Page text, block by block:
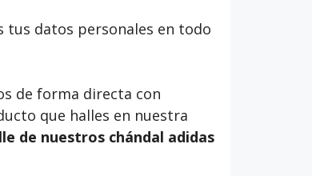
tus datos personales en todo
de forma directa con
que halles en nuestra
de nuestros chándal adidas